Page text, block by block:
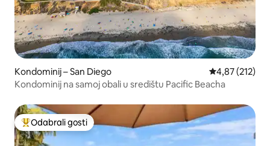
Kondominij – San Diego Prosječna
4,87 (212)
Kondominij na samoj obali u središtu Pacific Beacha
Među najviše rangiranima s oznakom „Odabrali gosti”
Odabrali gosti